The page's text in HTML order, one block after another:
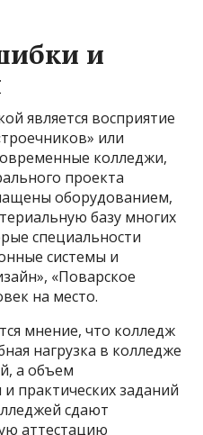
и
является восприятие
или
колледжи,
проекта
оборудованием,
базу многих
специальности
системы и
«Поварское
на место.
мнение, что колледж
нагрузка в колледже
а объем
практических заданий
сдают
аттестацию